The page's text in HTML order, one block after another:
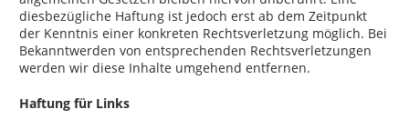
diesbezügliche Haftung ist jedoch erst ab dem Zeitpunkt
der Kenntnis einer konkreten Rechtsverletzung möglich. Bei
Bekanntwerden von entsprechenden Rechtsverletzungen
werden wir diese Inhalte umgehend entfernen.
Haftung für Links